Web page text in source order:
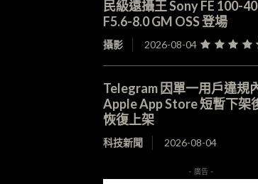
民級遠攝王 Sony FE 100-
F5.6-8.0 GM OSS 登場
攝影 2026-08-04
Telegram 因單一用戶違規
Apple App Store 短暫下架
恢復上架
科技新聞 2026-08-04
- 廣告 -